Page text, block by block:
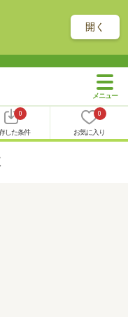
開く
0
した条件
0
お気に入り